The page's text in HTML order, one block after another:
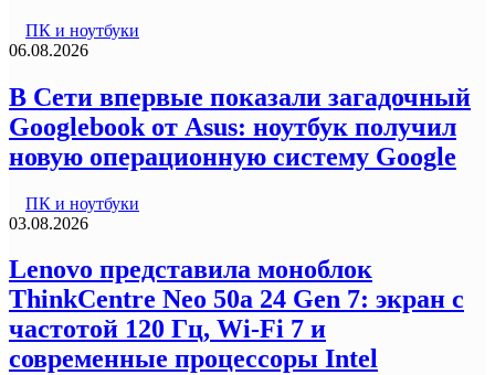
ПК и ноутбуки
06.08.2026
В Сети впервые показали загадочный
Googlebook от Asus: ноутбук получил
новую операционную систему Google
ПК и ноутбуки
03.08.2026
Lenovo представила моноблок
ThinkCentre Neo 50a 24 Gen 7: экран с
частотой 120 Гц, Wi-Fi 7 и
современные процессоры Intel